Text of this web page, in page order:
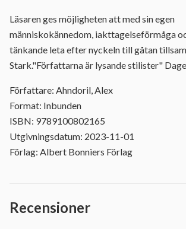
Läsaren ges möjligheten att med sin egen
människokännedom, iakttagelseförmåga
tänkande leta efter nyckeln till gåtan
Stark."Författarna är lysande stilister"
Författare: Ahndoril, Alex
Format: Inbunden
ISBN: 9789100802165
Utgivningsdatum: 2023-11-01
Förlag: Albert Bonniers Förlag
Recensioner